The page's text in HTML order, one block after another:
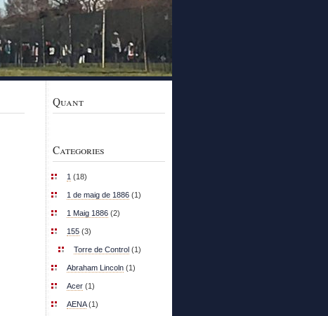
Quant
Categories
1 (18)
1 de maig de 1886 (1)
1 Maig 1886 (2)
155 (3)
Torre de Control (1)
Abraham Lincoln (1)
Acer (1)
AENA(1)